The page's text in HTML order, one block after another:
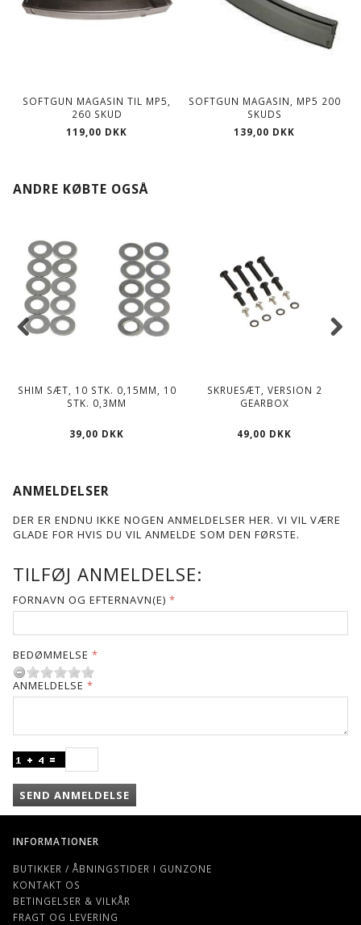
SOFTGUN MAGASIN TIL MP5,
260 SKUD
119,00 DKK
SOFTGUN MAGASIN, MP5 200
SKUDS
139,00 DKK
ANDRE KØBTE OGSÅ
SHIM SÆT, 10 STK. 0,15MM, 10
STK. 0,3MM
39,00 DKK
SKRUESÆT, VERSION 2
GEARBOX
49,00 DKK
ANMELDELSER
DER ER ENDNU IKKE NOGEN ANMELDELSER HER. VI VIL VÆRE
GLADE FOR HVIS DU VIL ANMELDE SOM DEN FØRSTE.
TILFØJ ANMELDELSE:
FORNAVN OG EFTERNAVN(E)
BEDØMMELSE
ANMELDELSE
SEND ANMELDELSE
INFORMATIONER
BUTIKKER / ÅBNINGSTIDER I GUNZONE
KONTAKT OS
BETINGELSER & VILKÅR
FRAGT OG LEVERING